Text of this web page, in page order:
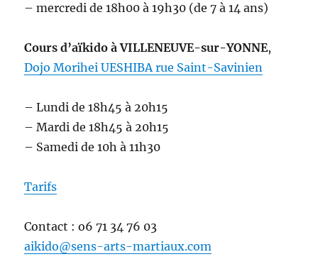
– mercredi de 18h00 à 19h30 (de 7 à 14 ans)
Cours d’aïkidoà VILLENEUVE-sur-YONNE,
Dojo Morihei UESHIBA rue Saint-Savinien
– Lundi de 18h45 à 20h15
– Mardi de 18h45 à 20h15
– Samedi de 10h à 11h30
Tarifs
Contact : o6 71 34 76 03
aikido@sens-arts-martiaux.com